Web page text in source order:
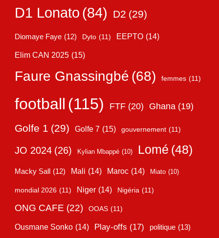
D1 Lonato (84) D2 (29)
Diomaye Faye (12) Dyto (11) EEPTO (14)
Elim CAN 2025 (15)
Faure Gnassingbé (68) femmes (11)
football (115) FTF (20) Ghana (19)
Golfe 1 (29) Golfe 7 (15) gouvernement (11)
JO 2024 (26) Kylian Mbappé (10) Lomé (48)
Macky Sall (12) Mali (14) Maroc (14) Miato (10)
mondial 2026 (11) Niger (14) Nigéria (11)
ONG CAFE (22) OOAS (11)
Ousmane Sonko (14) Play-offs (17) politique (13)